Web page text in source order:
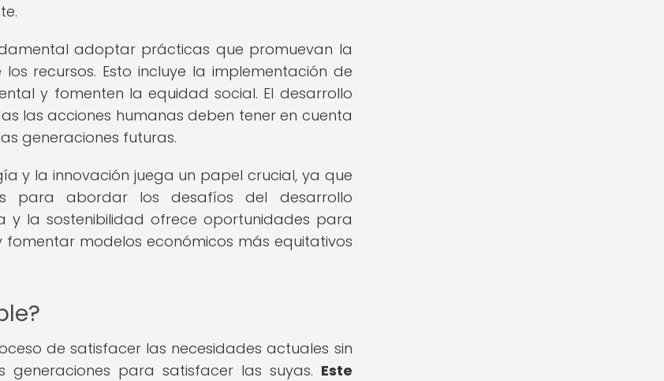
adoptar prácticas que promuevan la
recursos. Esto incluye la implementación de
y fomenten la equidad social. El desarrollo
las acciones humanas deben tener en cuenta
generaciones futuras.
y la innovación juega un papel crucial, ya que
para abordar los desafíos del desarrollo
y la sostenibilidad ofrece oportunidades para
fomentar modelos económicos más equitativos
de satisfacer las necesidades actuales sin
para satisfacer las suyas. Este